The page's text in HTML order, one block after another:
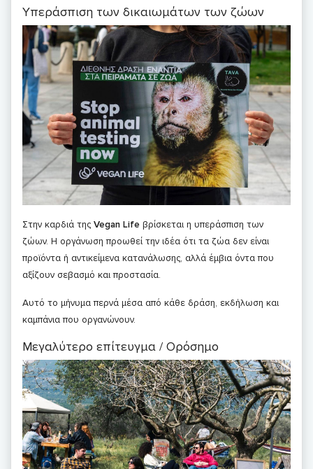
Υπεράσπιση των δικαιωμάτων των ζώων
Στην καρδιά της Vegan Life βρίσκεται η υπεράσπιση των
ζώων. Η οργάνωση προωθεί την ιδέα ότι τα ζώα δεν είναι
προϊόντα ή αντικείμενα κατανάλωσης, αλλά έμβια όντα που
αξίζουν σεβασμό και προστασία.
Αυτό το μήνυμα περνά μέσα από κάθε δράση, εκδήλωση και
καμπάνια που οργανώνουν.
Μεγαλύτερο επίτευγμα / Ορόσημο